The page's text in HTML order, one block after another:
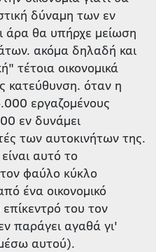
δύναμη των εν
άρα θα υπήρχε μείωση
ακόμα δηλαδή και
τέτοια οικονομικά
κατεύθυνση. όταν η
εργαζομένους
εν δυνάμει
των αυτοκινήτων της.
αυτό το
φαύλο κύκλο
ένα οικονομικό
του τον
παράγει αγαθά γι'
αυτού).